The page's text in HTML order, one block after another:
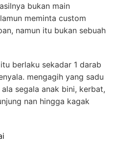
bukan main
meminta custom
namun itu bukan sebuah
berlaku sekadar 1 darab
mengagih yang sadu
segala anak bini, kerbat,
nan hingga kagak